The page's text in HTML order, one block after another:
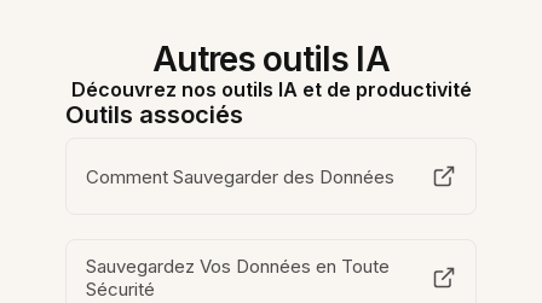
Autres outils IA
Découvrez nos outils IA et de productivité
Outils associés
Comment Sauvegarder des Données
Sauvegardez Vos Données en Toute
Sécurité